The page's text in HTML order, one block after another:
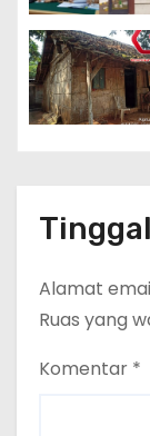
Alamat
Ruas yang
Komentar *